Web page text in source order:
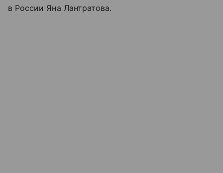
в России Яна Лантратова.